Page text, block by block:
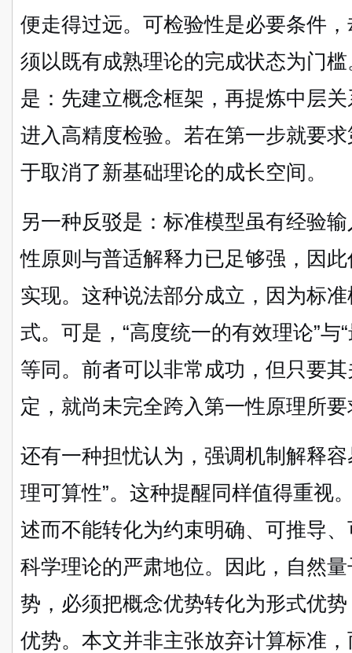
便走得过远。可检验性是必要条件
须以既有成熟理论的完成状态为门
是：先建立概念框架，再提炼中层
进入高精度检验。若在第一步就要
于取消了新基础理论的成长空间。
另一种反驳是：标准模型虽有经验
性原则与普适解释力已足够强，因
实现。这种说法部分成立，因为标
式。可是，“高度统一的有效理论”与
等同。前者可以非常成功，但只要
定，就尚未完全跨入第一性原理所
还有一种担忧认为，强调机制解释容
理可算性”。这种提醒同样值得重视
述而不能转化为约束明确、可推导
科学理论的严肃地位。因此，自然
势，必须把概念优势转化为形式优
优势。本文并非主张放弃计算标准